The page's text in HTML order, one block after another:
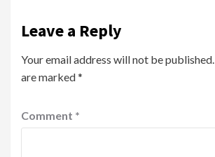
Leave a Reply
Your email address will not be published.
are marked*
Comment *